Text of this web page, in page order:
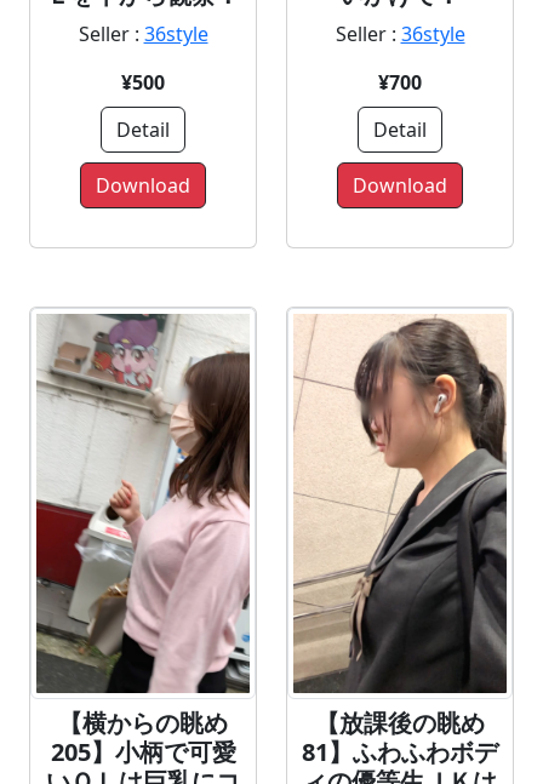
Seller : 36style
¥500
Detail
Download
Seller : 36style
¥700
Detail
Download
【横からの眺め
205】小柄で可愛
【放課後の眺め
81】ふわふわボデ